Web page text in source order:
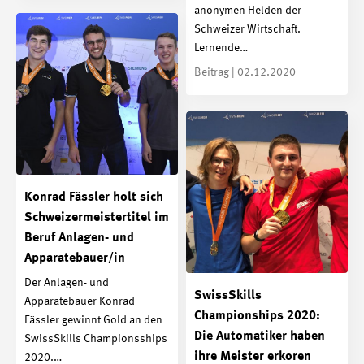
anonymen Helden der
Schweizer Wirtschaft.
Lernende…
Beitrag | 02.12.2020
Konrad Fässler holt sich
Schweizermeistertitel im
Beruf Anlagen- und
Apparatebauer/in
Der Anlagen- und
Apparatebauer Konrad
Fässler gewinnt Gold an den
SwissSkills Championsships
2020.…
SwissSkills
Championships 2020:
Die Automatiker haben
ihre Meister erkoren